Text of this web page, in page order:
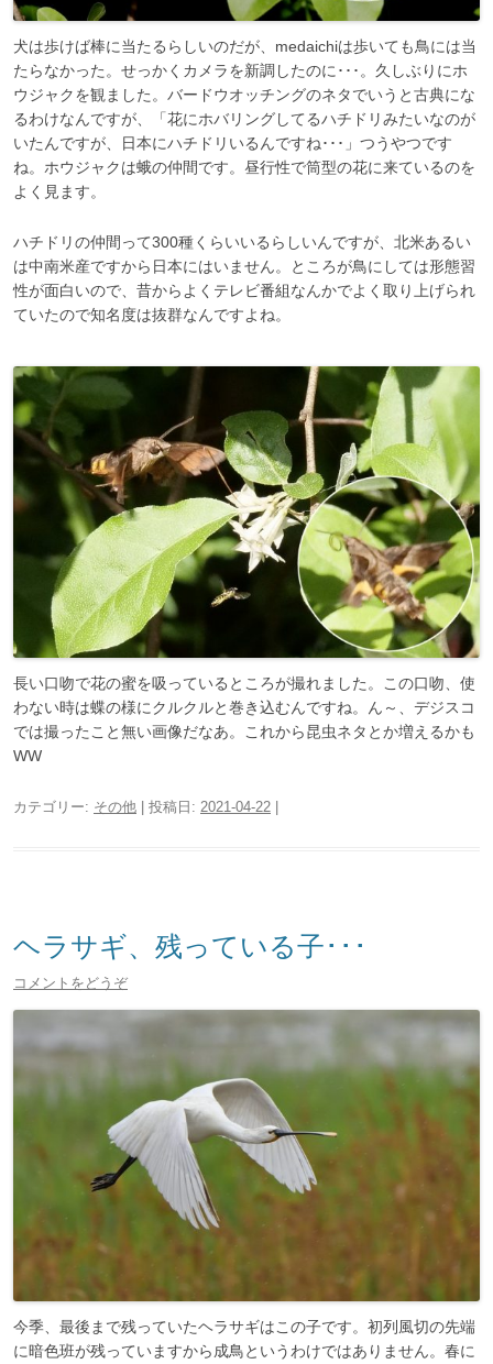
犬は歩けば棒に当たるらしいのだが、medaichiは歩いても鳥には当
たらなかった。せっかくカメラを新調したのに･･･。久しぶりにホ
ウジャクを観ました。バードウオッチングのネタでいうと古典にな
るわけなんですが、「花にホバリングしてるハチドリみたいなのが
いたんですが、日本にハチドリいるんですね･･･」つうやつです
ね。ホウジャクは蛾の仲間です。昼行性で筒型の花に来ているのを
よく見ます。
ハチドリの仲間って300種くらいいるらしいんですが、北米あるい
は中南米産ですから日本にはいません。ところが鳥にしては形態習
性が面白いので、昔からよくテレビ番組なんかでよく取り上げられ
ていたので知名度は抜群なんですよね。
長い口吻で花の蜜を吸っているところが撮れました。この口吻、使
わない時は蝶の様にクルクルと巻き込むんですね。ん～、デジスコ
では撮ったこと無い画像だなあ。これから昆虫ネタとか増えるかも
WW
カテゴリー: その他 | 投稿日: 2021-04-22 |
ヘラサギ、残っている子･･･
コメントをどうぞ
今季、最後まで残っていたヘラサギはこの子です。初列風切の先端
に暗色班が残っていますから成鳥というわけではありません。春に